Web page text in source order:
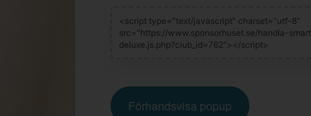
Förhandsvisa popup